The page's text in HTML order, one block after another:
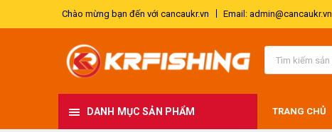
Chào mừng bạn đến với cancaukr.vn Email: admin@cancaukr.vn
DANH MỤC SẢN PHẨM TRANG CHỦ